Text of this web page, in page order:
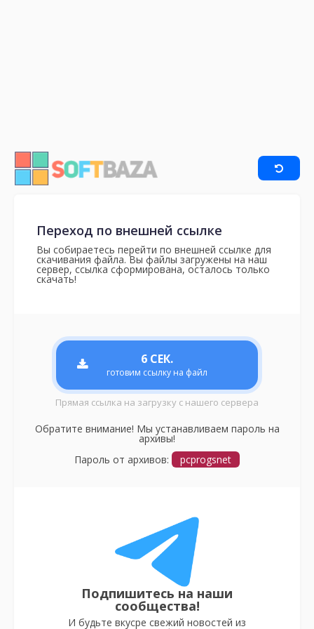
Переход по внешней ссылке
Вы собираетесь перейти по внешней ссылке для
скачивания файла. Вы файлы загружены на наш
сервер, ссылка сформирована, осталось только
скачать!
6 СЕК.
готовим ссылку на файл
Прямая ссылка на загрузку с нашего сервера
Обратите внимание! Мы устанавливаем пароль на
архивы!
Пароль от архивов:
pcprogsnet
Подпишитесь на наши
сообщества!
И будьте вкусре свежий новостей из